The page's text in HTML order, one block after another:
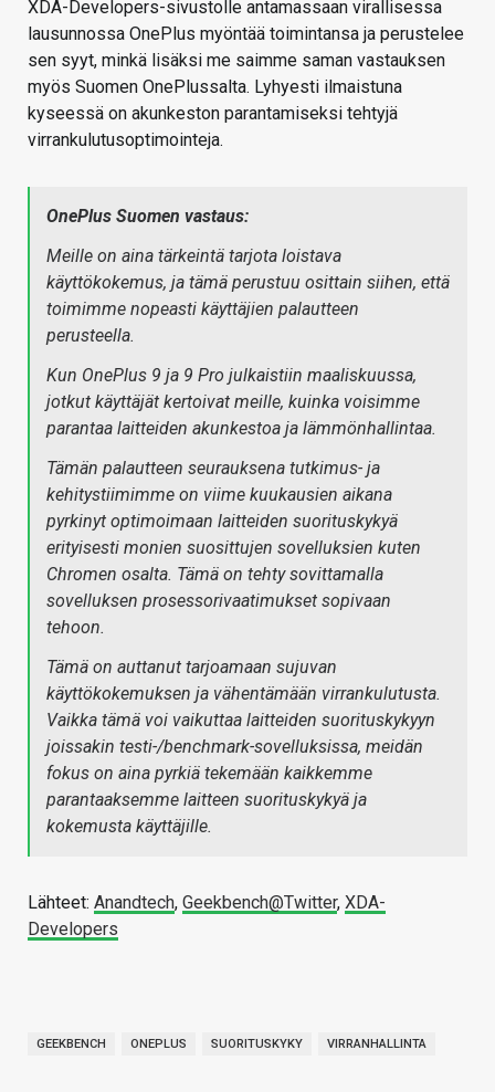
XDA-Developers-sivustolle antamassaan virallisessa
lausunnossa OnePlus myöntää toimintansa ja perustelee
sen syyt, minkä lisäksi me saimme saman vastauksen
myös Suomen OnePlussalta. Lyhyesti ilmaistuna
kyseessä on akunkeston parantamiseksi tehtyjä
virrankulutusoptimointeja.
OnePlus Suomen vastaus:
Meille on aina tärkeintä tarjota loistava
käyttökokemus, ja tämä perustuu osittain siihen, että
toimimme nopeasti käyttäjien palautteen
perusteella.
Kun OnePlus 9 ja 9 Pro julkaistiin maaliskuussa,
jotkut käyttäjät kertoivat meille, kuinka voisimme
parantaa laitteiden akunkestoa ja lämmönhallintaa.
Tämän palautteen seurauksena tutkimus- ja
kehitystiimimme on viime kuukausien aikana
pyrkinyt optimoimaan laitteiden suorituskykyä
erityisesti monien suosittujen sovelluksien kuten
Chromen osalta. Tämä on tehty sovittamalla
sovelluksen prosessorivaatimukset sopivaan
tehoon.
Tämä on auttanut tarjoamaan sujuvan
käyttökokemuksen ja vähentämään virrankulutusta.
Vaikka tämä voi vaikuttaa laitteiden suorituskykyyn
joissakin testi-/benchmark-sovelluksissa, meidän
fokus on aina pyrkiä tekemään kaikkemme
parantaaksemme laitteen suorituskykyä ja
kokemusta käyttäjille.
Lähteet: Anandtech, Geekbench@Twitter, XDA-
Developers
GEEKBENCH ONEPLUS SUORITUSKYKY VIRRANHALLINTA